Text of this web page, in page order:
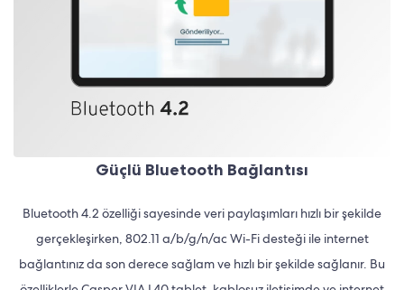
Güçlü Bluetooth Bağlantısı
Bluetooth 4.2 özelliği sayesinde veri paylaşımları hızlı bir şekilde
gerçekleşirken, 802.11 a/b/g/n/ac Wi-Fi desteği ile internet
bağlantınız da son derece sağlam ve hızlı bir şekilde sağlanır. Bu